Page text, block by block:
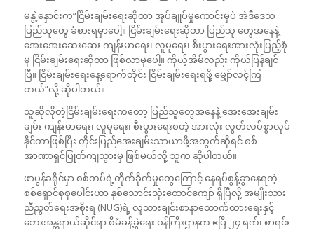
မနွဲ့နှောင်းက“ငြိမ်းချမ်းရေးဆိုတာ အုပ်ချုပ်မှုကောင်းမှပဲ အဲဒီဒေသ
ပြည်သူတွေ ခံစားရမှာပေါ့။ ငြိမ်းချမ်းရေးဆိုတာ ပြည်သူ တွေအနေနဲ့
အေးအေးဆေးဆေး ကျန်းမာရေး၊ လူမူရေး၊ စီးပွားရေးအားလုံးပြည့်စုံ
မှ ငြိမ်းချမ်းရေးဆိုတာ ဖြစ်လာမှပေါ့။ ကိုယ့်အိမ်လည်း ကိုယ်ပြန်ချင်
ပြီ။ ငြိမ်းချမ်းရေးနေ့ရောက်တိုင်း ငြိမ်းချမ်းရေးရဖို့ မျှော်လင့်ကြ
တယ်”လို့ ဆိုပါတယ်။
သူဆိုလိုတဲ့ငြိမ်းချမ်းရေးကတော့ ပြည်သူတွေအနေနဲ့ အေးအေးချမ်း
ချမ်း ကျန်းမာရေး၊ လူမူရေး၊ စီးပွားရေးစတဲ့ အားလုံး လွတ်လပ်စွာလုပ်
နိုင်တာဖြစ်ပြီး တိုင်းပြည်အေးချမ်းသာယာဖို့အတွက်ဆိုရင် စစ်
အာဏာရှင်ပြုတ်ကျသွားမှ ဖြစ်မယ်လို့ သူက ဆိုပါတယ်။
ဖာပွန်ခရိုင်မှာ စစ်တပ်ရဲ့တိုက်ခိုက်မှုတွေကြောင့် နေရပ်စွန့်ခွာနေရတဲ့
စစ်ရှောင်စုစုပေါင်းဟာ နှစ်သောင်းသုံးထောင်ကျော် ရှိပြီလို့ အမျိုးသား
ညီညွတ်ရေးအစိုးရ (NUG)ရဲ့ လူသားချင်းစာနာထောက်ထားရေးနှင့်
ဘေးအန္တရာယ်ဆိုင်ရာ စီမံခန့်ခွဲရေး ဝန်ကြီးဌာနက ဧပြီ ၂၄ ရက်၊ စာရင်း